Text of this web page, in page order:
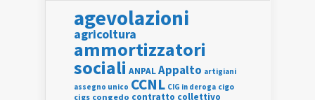
agevolazioni
agricoltura
ammortizzatori
sociali ANPALAppalto artigiani
assegno unico CCNL CIG in deroga cigo
cigs congedo contratto collettivo